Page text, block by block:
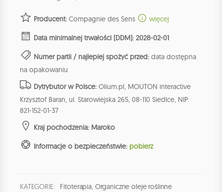
Producent: Compagnie des Sens więcej
Data minimalnej trwałości (DDM): 2028-02-01
Numer partii / najlepiej spożyć przed: data dostępna
na opakowaniu
Dytrybutor w Polsce: Olium.pl, MOUTON interactive
Krzysztof Baran, ul. Starowiejska 265, 08-110 Siedlce, NIP:
821-152-01-37
Kraj pochodzenia: Maroko
Informacje o bezpieczeństwie: pobierz
KATEGORIE: Fitoterapia, Organiczne oleje roślinne